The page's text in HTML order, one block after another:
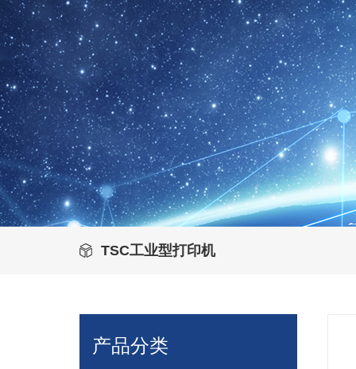
TSC工业型打印机
产品分类